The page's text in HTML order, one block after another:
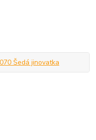
Šedá jinovatka